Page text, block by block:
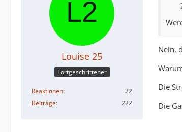
Louise 25
Fortgeschrittener
Reaktionen
22
Beiträge
222
Nein,
Die
Die